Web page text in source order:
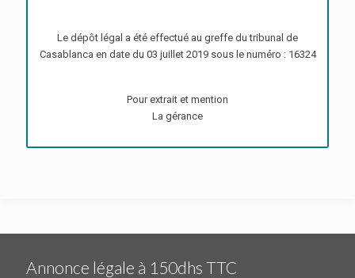
Le dépôt légal a été effectué au greffe du tribunal de
Casablanca en date du 03 juillet 2019 sous le numéro : 16324
Pour extrait et mention
La gérance
Annonce légale à 150dhs TTC